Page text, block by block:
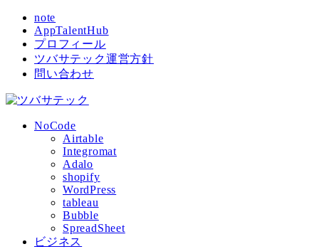
note
AppTalentHub
プロフィール
ツバサテック運営方針
問い合わせ
NoCode
Airtable
Integromat
Adalo
shopify
WordPress
tableau
Bubble
SpreadSheet
ビジネス